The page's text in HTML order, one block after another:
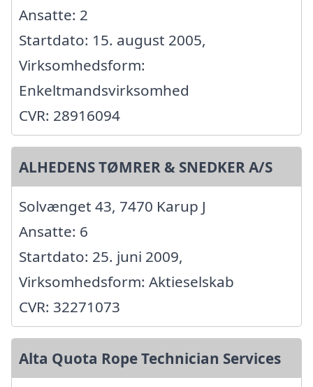
Ansatte: 2
Startdato: 15. august 2005,
Virksomhedsform:
Enkeltmandsvirksomhed
CVR: 28916094
ALHEDENS TØMRER & SNEDKER A/S
Solvænget 43, 7470 Karup J
Ansatte: 6
Startdato: 25. juni 2009,
Virksomhedsform: Aktieselskab
CVR: 32271073
Alta Quota Rope Technician Services